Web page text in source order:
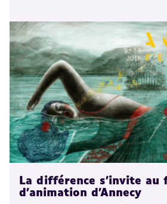
La différence s'invite au
d'animation d'Annecy